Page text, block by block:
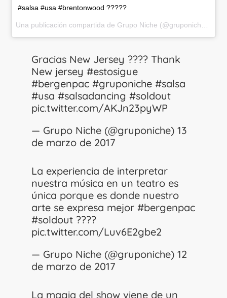
#salsa #usa #brentonwood ?????
Gracias New Jersey ???? Thank
New jersey#estosigue
#bergenpac #gruponiche #salsa
#usa #salsadancing #soldout
pic.twitter.com/AKJn23pyWP
— Grupo Niche (@gruponiche)13
de marzo de 2017
La experiencia de interpretar
nuestra música en un teatro es
única porque es donde nuestro
arte se expresa mejor#bergenpac
#soldout ????
pic.twitter.com/Luv6E2gbe2
— Grupo Niche (@gruponiche)12
de marzo de 2017
La magia del show viene de un